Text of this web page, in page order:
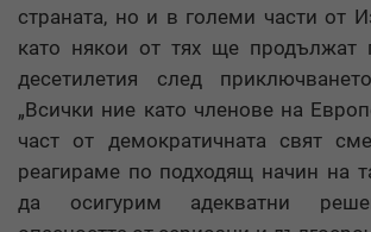
страната, но и в големи части от
като някои от тях ще продължат
десетилетия след
„Всички ние като членове на
част от демократичната свят
реагираме по подходящ начин на
да осигурим адекватни